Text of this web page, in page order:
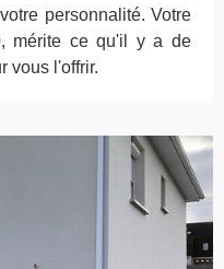
personnalité. Votre
mérite ce qu'il y a de
vous l'offrir.